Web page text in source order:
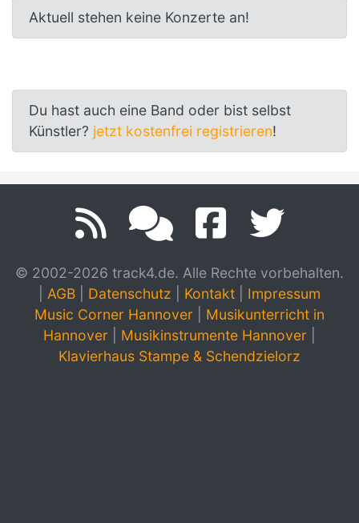
Aktuell stehen keine Konzerte an!
Du hast auch eine Band oder bist selbst
Künstler? jetzt kostenfrei registrieren!
© 2002-2026 track4.de. Alle Rechte vorbehalten.
AGB Datenschutz Kontakt
Impressum
Music Corner Hannover
Musikunterricht in
Hannover
Musikinstrumente Hannover
Klavierhaus Stampe & Schendzielorz